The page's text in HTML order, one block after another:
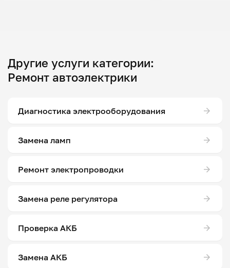
Другие услуги категории:
Ремонт автоэлектрики
Диагностика электрооборудования
Замена ламп
Ремонт электропроводки
Замена реле регулятора
Проверка АКБ
Замена АКБ